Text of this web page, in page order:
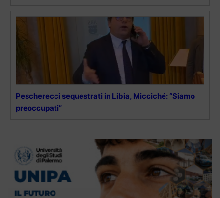
Pescherecci sequestrati in Libia, Micciché: “Siamo
preoccupati”